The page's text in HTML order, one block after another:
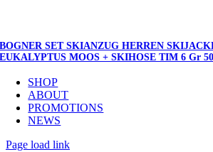
BOGNER SET SKIANZUG HERREN
EUKALYPTUS MOOS + SKIHOSE TIM 6 Gr
SHOP
ABOUT
PROMOTIONS
NEWS
Page load link